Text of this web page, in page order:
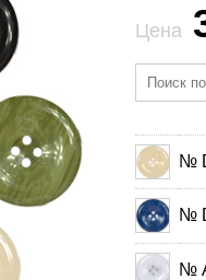
Цена
№
№
№